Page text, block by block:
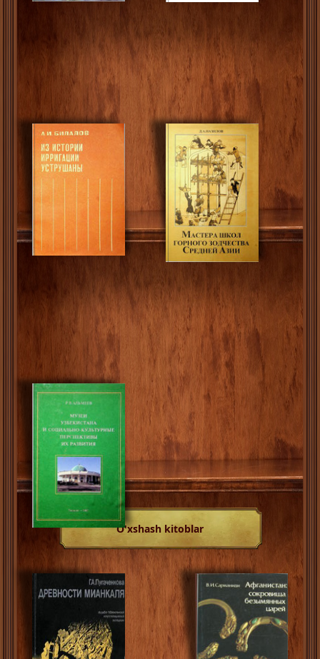
O'xshash kitoblar